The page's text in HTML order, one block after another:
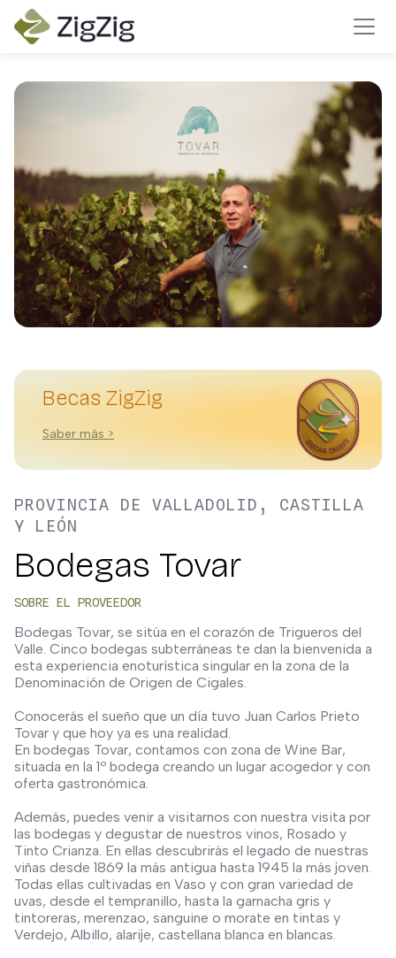
Becas ZigZig
Saber más >
PROVINCIA DE VALLADOLID, CASTILLA
Y LEÓN
Bodegas Tovar
SOBRE EL PROVEEDOR
Bodegas Tovar, se sitúa en el corazón de Trigueros del
Valle. Cinco bodegas subterráneas te dan la bienvenida a
esta experiencia enoturística singular en la zona de la
Denominación de Origen de Cigales.
Conocerás el sueño que un día tuvo Juan Carlos Prieto
Tovar y que hoy ya es una realidad.
En bodegas Tovar, contamos con zona de Wine Bar,
situada en la 1º bodega creando un lugar acogedor y con
oferta gastronómica.
Además, puedes venir a visitarnos con nuestra visita por
las bodegas y degustar de nuestros vinos, Rosado y
Tinto Crianza. En ellas descubrirás el legado de nuestras
viñas desde 1869 la más antigua hasta 1945 la más joven.
Todas ellas cultivadas en Vaso y con gran variedad de
uvas, desde el tempranillo, hasta la garnacha gris y
tintoreras, merenzao, sanguine o morate en tintas y
Verdejo, Albillo, alarije, castellana blanca en blancas.